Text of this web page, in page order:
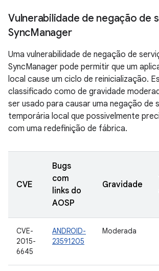
Vulnerabilidade de negação de
SyncManager
Uma vulnerabilidade de negação de
SyncManager pode permitir que um
local cause um ciclo de reinicialização.
classificado como de gravidade
ser usado para causar uma negação de
temporária local que possivelmente
com uma redefinição de fábrica.
CVE
Bugs
com
links do
AOSP
Gravidade
CVE-
2015-
6645
ANDROID-
23591205
Moderada